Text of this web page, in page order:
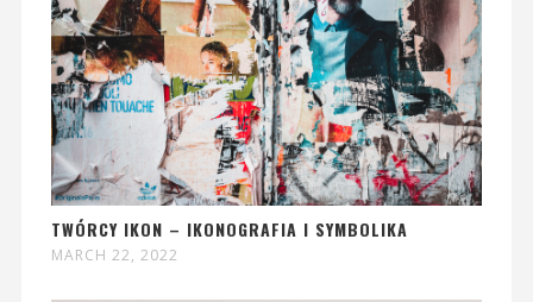
TWÓRCY IKON – IKONOGRAFIA I SYMBOLIKA
MARCH 22, 2022